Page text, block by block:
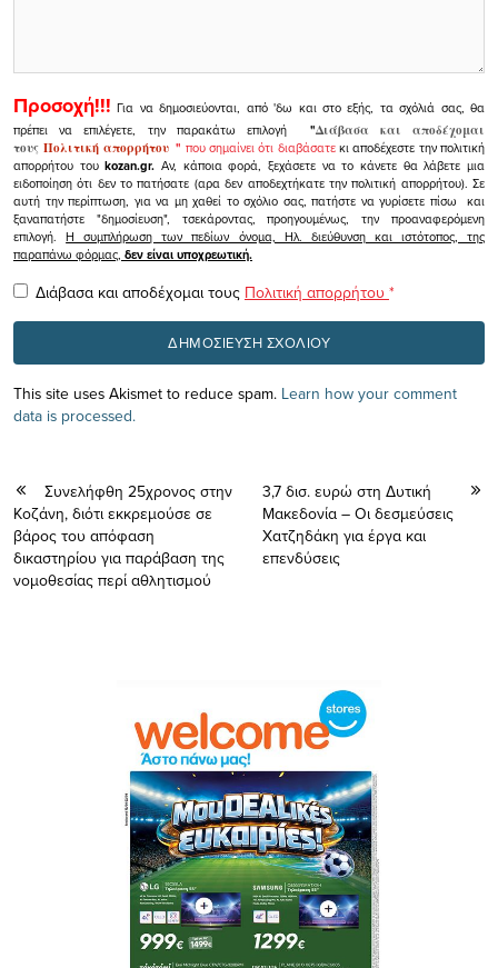
Προσοχή!!! Για να δημοσιεύονται, από 'δω και στο εξής, τα σχόλιά σας, θα
πρέπει να επιλέγετε, την παρακάτω επιλογή
"Διάβασα και αποδέχομαι
τουςΠολιτική απορρήτου" που σημαίνει ότι διαβάσατεκι αποδέχεστε την πολιτική
απορρήτου τουkozan.gr. Αν, κάποια φορά, ξεχάσετε να το κάνετε θα λάβετε μια
ειδοποίηση ότι δεν το πατήσατε (αρα δεν αποδεχτήκατε την πολιτική απορρήτου). Σε
αυτή την περίπτωση, για να μη χαθεί το σχόλιο σας, πατήστε να γυρίσετε πίσω και
ξαναπατήστε "δημοσίευση", τσεκάροντας, προηγουμένως, την προαναφερόμενη
επιλογή.Η συμπλήρωση των πεδίων όνομα, Ηλ. διεύθυνση και ιστότοπος, της
παραπάνω φόρμας, δεν είναι υποχρεωτική.
Διάβασα και αποδέχομαι τους Πολιτική απορρήτου *
This site uses Akismet to reduce spam. Learn how your comment
data is processed.
Συνελήφθη 25χρονος στην
Κοζάνη, διότι εκκρεμούσε σε
βάρος του απόφαση
δικαστηρίου για παράβαση της
νομοθεσίας περί αθλητισμού
3,7 δισ. ευρώ στη Δυτική
Μακεδονία – Οι δεσμεύσεις
Χατζηδάκη για έργα και
επενδύσεις